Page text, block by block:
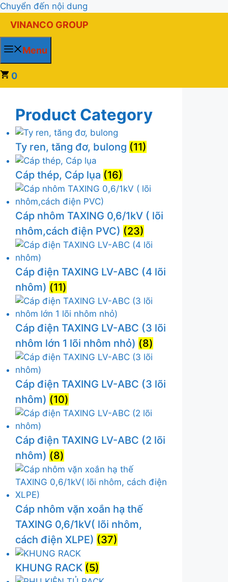
Chuyển đến nội dung
VINANCO GROUP
Menu
0
Product Category
Ty ren, tăng đơ, bulong (11)
Cáp thép, Cáp lụa (16)
Cáp nhôm TAXING 0,6/1kV ( lõi
nhôm,cách điện PVC) (23)
Cáp điện TAXING LV-ABC (4 lõi
nhôm) (11)
Cáp điện TAXING LV-ABC (3 lõi
nhôm lớn 1 lõi nhôm nhỏ) (8)
Cáp điện TAXING LV-ABC (3 lõi
nhôm) (10)
Cáp điện TAXING LV-ABC (2 lõi
nhôm) (8)
Cáp nhôm vặn xoắn hạ thế
TAXING 0,6/1kV( lõi nhôm,
cách điện XLPE) (37)
KHUNG RACK (5)